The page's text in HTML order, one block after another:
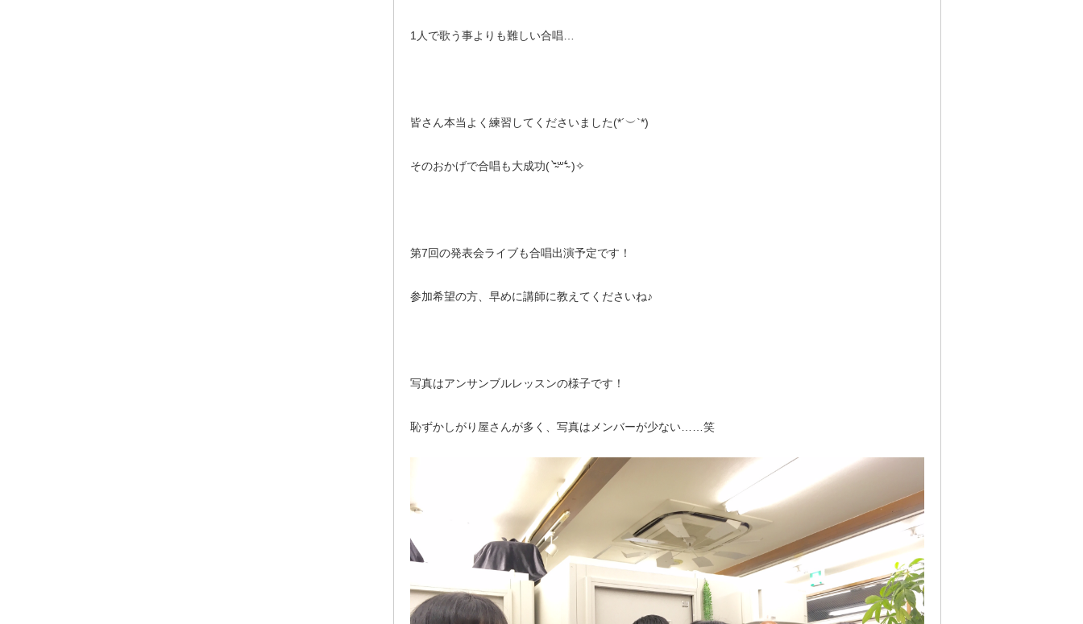
1人で歌う事よりも難しい合唱…
皆さん本当よく練習してくださいました(*´︶`*)
そのおかげで合唱も大成功( ⁼̴̀꒳⁼̴́ )✧
第7回の発表会ライブも合唱出演予定です！
参加希望の方、早めに講師に教えてくださいね♪
写真はアンサンブルレッスンの様子です！
恥ずかしがり屋さんが多く、写真はメンバーが少ない……笑